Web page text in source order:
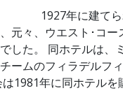
1927年に建て
元々、ウエスト･コ
した。 同ホテルは、
ームのフィラデルフ
1981年に同ホテルを